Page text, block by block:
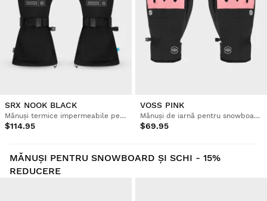
SRX NOOK BLACK
Mănuși termice impermeabile pentru schi și snowboard
$114.95
VOSS PINK
Mănuși de iarnă pentru snowboard și schi
$69.95
MĂNUȘI PENTRU SNOWBOARD ȘI SCHI - 15%
REDUCERE